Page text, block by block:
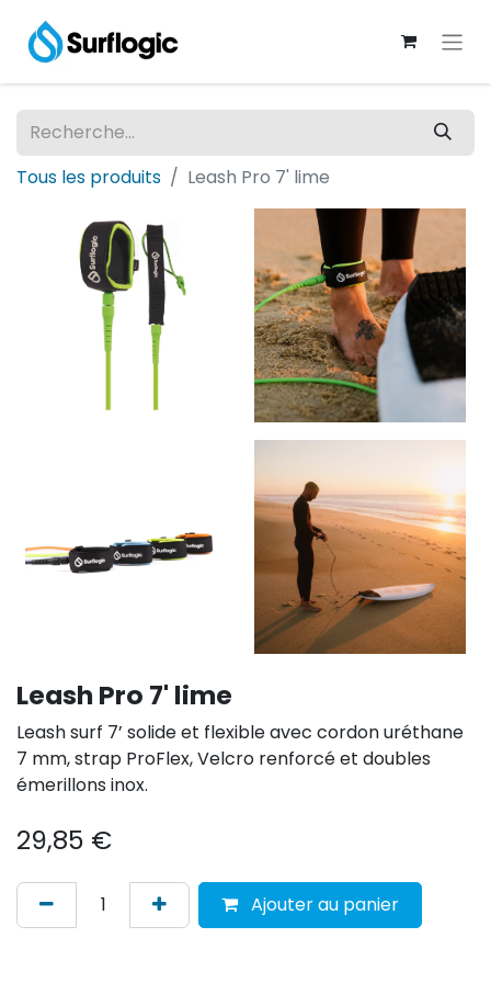
Tous les produits Leash Pro 7' lime
Leash Pro 7' lime
Leash surf 7’ solide et flexible avec cordon uréthane
7 mm, strap ProFlex, Velcro renforcé et doubles
émerillons inox.
29,85 €
Ajouter au panier